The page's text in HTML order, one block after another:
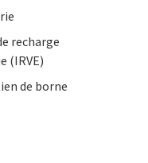
recharge
(IRVE)
de borne